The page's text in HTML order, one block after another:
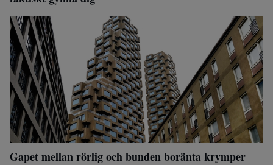
Gapet mellan rörlig och bunden boränta krymper